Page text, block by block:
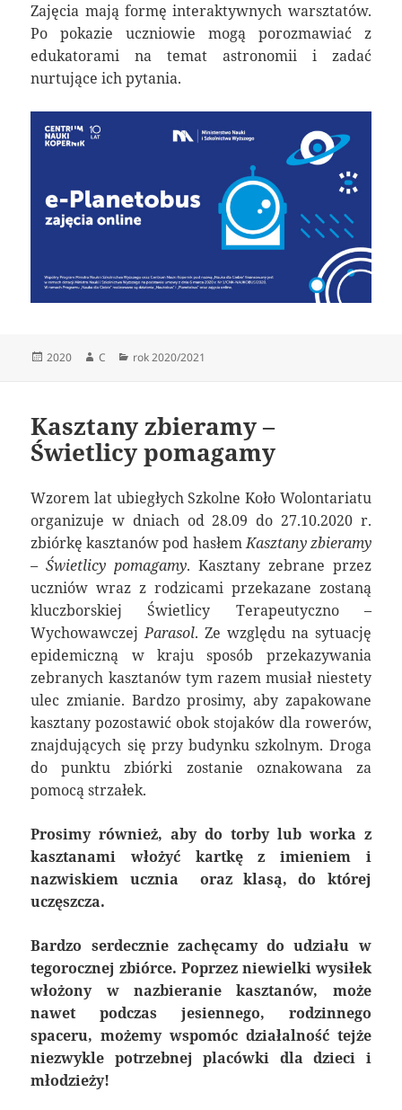
Zajęcia mają formę interaktywnych warsztatów.
Po pokazie uczniowie mogą porozmawiać z
edukatorami na temat astronomii i zadać
nurtujące ich pytania.
Data
2020 Autor
C Kategorie
rok 2020/2021
Kasztany zbieramy –
Świetlicy pomagamy
Wzorem lat ubiegłych Szkolne Koło Wolontariatu
organizuje w dniach od 28.09 do 27.10.2020 r.
zbiórkę kasztanów pod hasłemKasztany zbieramy
– Świetlicy pomagamy. Kasztany zebrane przez
uczniów wraz z rodzicami przekazane zostaną
kluczborskiej Świetlicy Terapeutyczno –
WychowawczejParasol. Ze względu na sytuację
epidemiczną w kraju sposób przekazywania
zebranych kasztanów tym razem musiał niestety
ulec zmianie. Bardzo prosimy, aby zapakowane
kasztany pozostawić obok stojaków dla rowerów,
znajdujących się przy budynku szkolnym. Droga
do punktu zbiórki zostanie oznakowana za
pomocą strzałek.
Prosimy również, aby do torby lub worka z
kasztanami włożyć kartkę z imieniem i
nazwiskiem ucznia oraz klasą, do której
uczęszcza.
Bardzo serdecznie zachęcamy do udziału w
tegorocznej zbiórce. Poprzez niewielki wysiłek
włożony w nazbieranie kasztanów, może
nawet podczas jesiennego, rodzinnego
spaceru, możemy wspomóc działalność tejże
niezwykle potrzebnej placówki dla dzieci i
młodzieży!